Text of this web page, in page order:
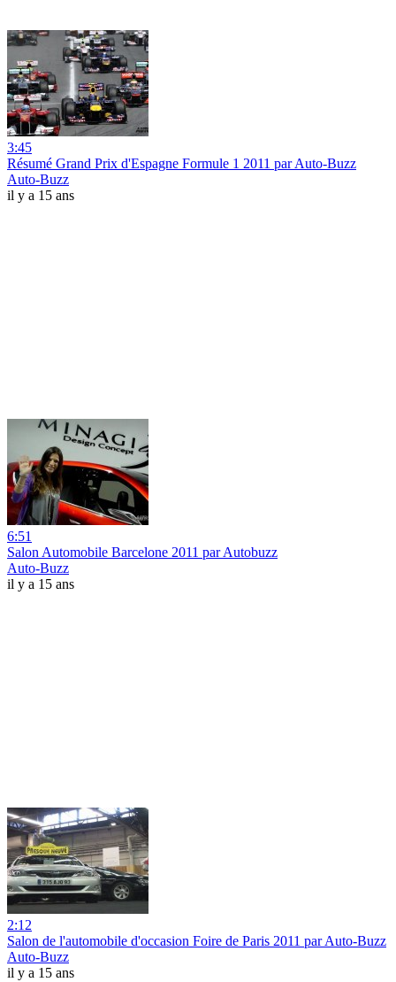
3:45
Résumé Grand Prix d'Espagne Formule 1 2011 par Auto-Buzz
Auto-Buzz
il y a 15 ans
6:51
Salon Automobile Barcelone 2011 par Autobuzz
Auto-Buzz
il y a 15 ans
2:12
Salon de l'automobile d'occasion Foire de Paris 2011 par Auto-Buzz
Auto-Buzz
il y a 15 ans